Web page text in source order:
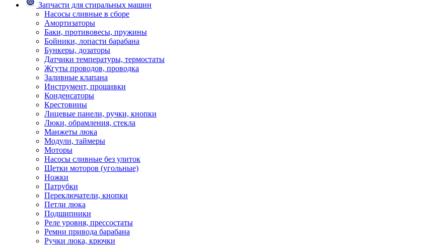
Запчасти для стиральных машин
Насосы сливные в сборе
Амортизаторы
Баки, противовесы, пружины
Бойники, лопасти барабана
Бункеры, дозаторы
Датчики температуры, термостаты
Жгуты проводов, проводка
Заливные клапана
Инструмент, прошивки
Конденсаторы
Крестовины
Лицевые панели, ручки, кнопки
Люки, обрамления, стекла
Манжеты люка
Модули, таймеры
Моторы
Насосы сливные без улиток
Щетки моторов (угольные)
Ножки
Патрубки
Переключатели, кнопки
Петли люка
Подшипники
Реле уровня, прессостаты
Ремни привода барабана
Ручки люка, крючки